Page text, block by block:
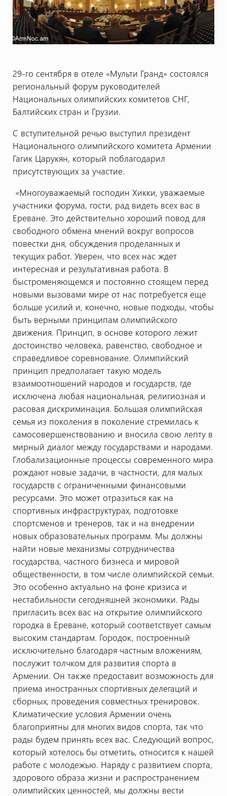
29-го сентября в отеле «Мульти Гранд» состоялся
региональный форум руководителей
Национальных олимпийских комитетов СНГ,
Балтийских стран и Грузии.
С вступительной речью выступил президент
Национального олимпийского комитета Армении
Гагик Царукян, который поблагодарил
присутствующих за участие.
«Многоуважаемый господин Хикки, уважаемые
участники форума, гости, рад видеть всех вас в
Ереване. Это действительно хороший повод для
свободного обмена мнений вокруг вопросов
повестки дня, обсуждения проделанных и
текущих работ. Уверен, что всех нас ждет
интересная и результативная работа. В
быстроменяющемся и постоянно стоящем перед
новыми вызовами мире от нас потребуется еще
больше усилий и, конечно, новые подходы, чтобы
быть верными принципам олимпийского
движения. Принцип, в основе которого лежит
достоинство человека, равенство, свободное и
справедливое соревнование. Олимпийский
принцип предполагает такую модель
взаимоотношений народов и государств, где
исключена любая национальная, религиозная и
расовая дискриминация. Большая олимпийская
семья из поколения в поколение стремилась к
самосовершенствованию и вносила свою лепту в
мирный диалог между государствами и народами.
Глобализационные процессы современного мира
рождают новые задачи, в частности, для малых
государств с ограниченными финансовыми
ресурсами. Это может отразиться как на
спортивных инфраструктурах, подготовке
спортсменов и тренеров, так и на внедрении
новых образовательных программ. Мы должны
найти новые механизмы сотрудничества
государства, частного бизнеса и мировой
общественности, в том числе олимпийской семьи.
Это особенно актуально на фоне кризиса и
нестабильности сегодняшней экономики. Рады
пригласить всех вас на открытие олимпийского
городка в Ереване, который соответствует самым
высоким стандартам. Городок, построенный
исключительно благодаря частным вложениям,
послужит толчком для развития спорта в
Армении. Он также предоставит возможность для
приема иностранных спортивных делегаций и
сборных, проведения совместных тренировок.
Климатические условия Армении очень
благоприятны для многих видов спорта, так что
рады будем принять всех вас. Следующий вопрос,
который хотелось бы отметить, относится к нашей
работе с молодежью. Наряду с развитием спорта,
здорового образа жизни и распространением
олимпийских ценностей, мы должны вести